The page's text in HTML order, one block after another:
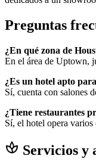
Preguntas
¿En qué zona de
En el área de Uptown,
¿Es un hotel apto
Sí, cuenta con salones
¿Tiene restaurantes
Sí, el hotel opera
spa Servicios y